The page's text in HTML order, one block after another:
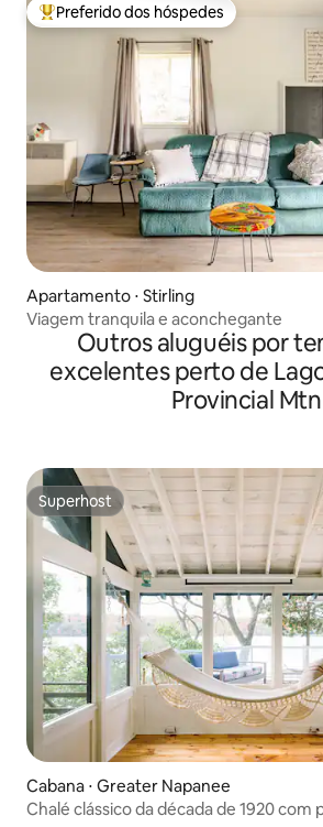
Entre os melhores preferidos dos
Preferido dos hóspedes
Apartamento ⋅ Stirling
Viagem tranquila e aconchegante
Outros aluguéis por
excelentes perto de
Provincial Mtn
Superhost
Superhost
Cabana ⋅ Greater Napanee
Chalé clássico da década de 1920 com